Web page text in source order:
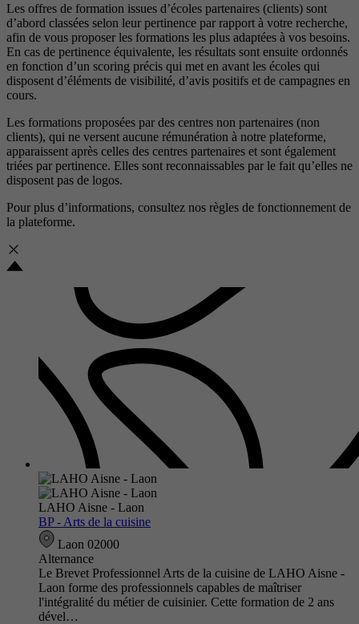
Les offres de formation issues d’écoles partenaires (clients) sont
d’abord classées selon leur pertinence par rapport à votre recherche,
afin de vous proposer les formations les plus adaptées à vos besoins.
En cas de pertinence équivalente, les résultats sont ensuite ordonnés
en fonction d’un scoring précis qui met en avant les écoles qui
disposent d’éléments de visibilité, d’avis positifs et de campagnes en
cours.
Les formations proposées par des centres non partenaires (non
clients), qui ne versent aucune rémunération à notre plateforme,
apparaissent après celles des centres partenaires et sont également
triées par pertinence. Elles sont reconnaissables par le fait qu’elles ne
disposent pas de logos.
Pour plus d’informations, consultez nos règles de fonctionnement de
la plateforme.
LAHO Aisne - Laon
BP - Arts de la cuisine
Laon 02000
Alternance
Le Brevet Professionnel Arts de la cuisine de LAHO Aisne -
Laon forme des professionnels capables de maîtriser
l'intégralité du métier de cuisinier. Cette formation de 2 ans
dével…